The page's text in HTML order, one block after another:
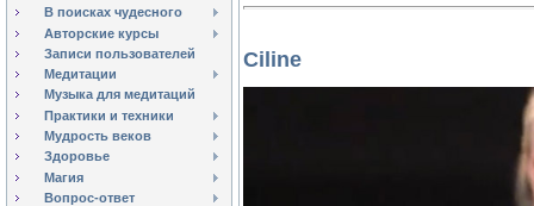
В поисках чудесного
Авторские курсы
Записи пользователей
Медитации
Музыка для медитаций
Практики и техники
Мудрость веков
Здоровье
Магия
Вопрос-ответ
Ciline